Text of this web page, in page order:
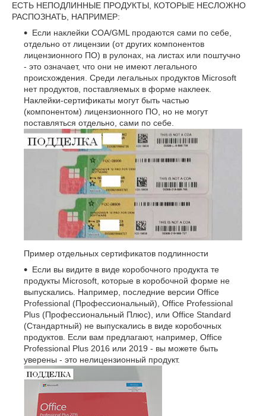
ЕСТЬ НЕПОДЛИННЫЕ ПРОДУКТЫ, КОТОРЫЕ НЕСЛОЖНО
РАСПОЗНАТЬ, НАПРИМЕР:
Если наклейки COA/GML продаются сами по себе,
отдельно от лицензии (от других компонентов
лицензионного ПО) в рулонах, на листах или поштучно
- это означает, что они не имеют легального
происхождения. Среди легальных продуктов Microsoft
нет продуктов, поставляемых в форме наклеек.
Наклейки-сертификаты могут быть частью
(компонентом) лицензионного ПО, но не могут
поставляться отдельно, сами по себе.
Пример отдельных сертификатов подлинности
Если вы видите в виде коробочного продукта те
продукты Microsoft, которые в коробочной форме не
выпускались. Например, последние версии Office
Professional (Профессиональный), Office Professional
Plus (Профессиональный Плюс), или Office Standard
(Стандартный) не выпускались в виде коробочных
продуктов. Если вам предлагают, например, Office
Professional Plus 2016 или 2019 - вы можете быть
уверены - это нелицензионный продукт.